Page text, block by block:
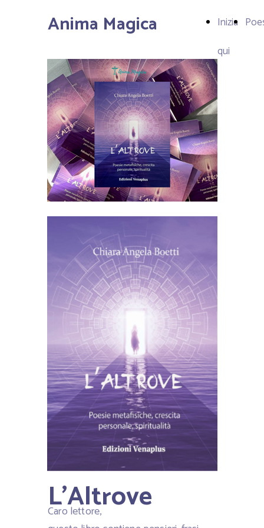
Anima Magica
Inizia
qui
L'Altrove
Caro lettore,